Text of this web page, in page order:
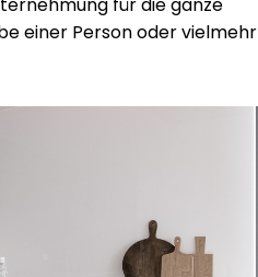
einer Person oder vielmehr